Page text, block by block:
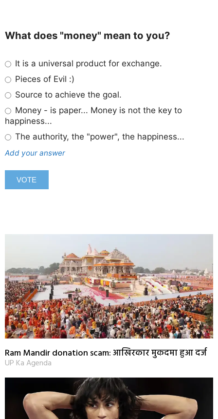
What does "money" mean to you?
It is a universal product for exchange.
Pieces of Evil :)
Source to achieve the goal.
Money - is paper... Money is not the key to
happiness...
The authority, the "power", the happiness...
Add your answer
Ram Mandir donation scam: आखिरकार मुकदमा हुआ दर्ज
UP Ka Agenda